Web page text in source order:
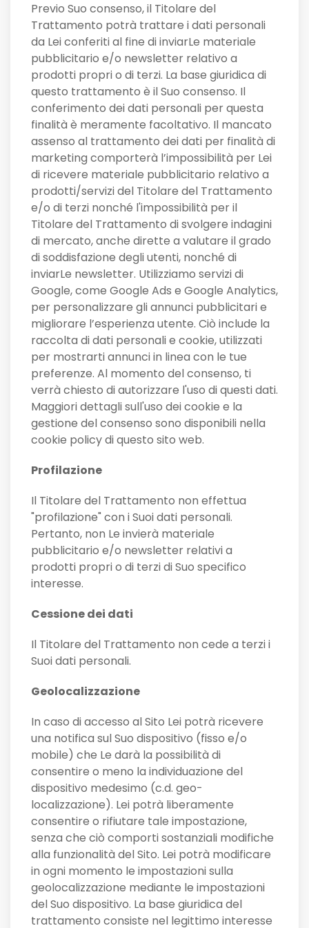
Previo Suo consenso, il Titolare del
Trattamento potrà trattare i dati personali
da Lei conferiti al fine di inviarLe materiale
pubblicitario e/o newsletter relativo a
prodotti propri o di terzi. La base giuridica di
questo trattamento è il Suo consenso. Il
conferimento dei dati personali per questa
finalità è meramente facoltativo. Il mancato
assenso al trattamento dei dati per finalità di
marketing comporterà l’impossibilità per Lei
di ricevere materiale pubblicitario relativo a
prodotti/servizi del Titolare del Trattamento
e/o di terzi nonché l'impossibilità per il
Titolare del Trattamento di svolgere indagini
di mercato, anche dirette a valutare il grado
di soddisfazione degli utenti, nonché di
inviarLe newsletter. Utilizziamo servizi di
Google, come Google Ads e Google Analytics,
per personalizzare gli annunci pubblicitari e
migliorare l’esperienza utente. Ciò include la
raccolta di dati personali e cookie, utilizzati
per mostrarti annunci in linea con le tue
preferenze. Al momento del consenso, ti
verrà chiesto di autorizzare l'uso di questi dati.
Maggiori dettagli sull'uso dei cookie e la
gestione del consenso sono disponibili nella
cookie policy di questo sito web.
Profilazione
Il Titolare del Trattamento non effettua
"profilazione" con i Suoi dati personali.
Pertanto, non Le invierà materiale
pubblicitario e/o newsletter relativi a
prodotti propri o di terzi di Suo specifico
interesse.
Cessione dei dati
Il Titolare del Trattamento non cede a terzi i
Suoi dati personali.
Geolocalizzazione
In caso di accesso al Sito Lei potrà ricevere
una notifica sul Suo dispositivo (fisso e/o
mobile) che Le darà la possibilità di
consentire o meno la individuazione del
dispositivo medesimo (c.d. geo-
localizzazione). Lei potrà liberamente
consentire o rifiutare tale impostazione,
senza che ciò comporti sostanziali modifiche
alla funzionalità del Sito. Lei potrà modificare
in ogni momento le impostazioni sulla
geolocalizzazione mediante le impostazioni
del Suo dispositivo. La base giuridica del
trattamento consiste nel legittimo interesse